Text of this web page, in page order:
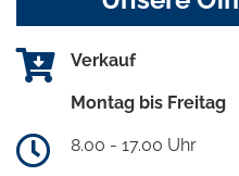
Verkauf
Montag bis Freitag
8.00 - 17.00 Uhr